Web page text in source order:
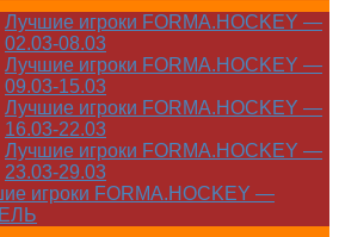
Лучшие игроки FORMA.HOCKEY —
02.03-08.03
Лучшие игроки FORMA.HOCKEY —
09.03-15.03
Лучшие игроки FORMA.HOCKEY —
16.03-22.03
Лучшие игроки FORMA.HOCKEY —
23.03-29.03
игроки FORMA.HOCKEY —